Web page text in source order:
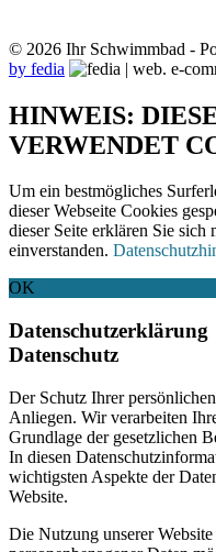
© 2026 Ihr Schwimmbad -
by fedia
HINWEIS:
VERWENDET
Um ein bestmögliches
dieser Webseite Cookies
dieser Seite erklären Sie
einverstanden.
OK
Datenschutzerklärung
Datenschutz
Der Schutz Ihrer
Anliegen. Wir verarbeiten
Grundlage der gesetzlichen
In diesen
wichtigsten Aspekte der
Website.
Die Nutzung unserer